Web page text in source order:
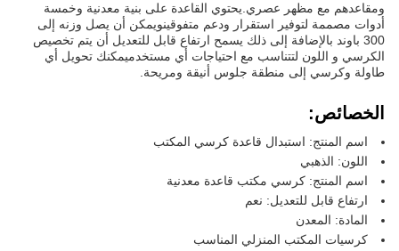
ومقاعدهم مع مظهر عصري.يحتوي القاعدة على بنية معدنية وخمسة
أدوات مصممة لتوفير استقرار ودعم متفوقينويمكن أن يصل وزنه إلى
300 باوند بالإضافة إلى ذلك يسمح ارتفاع قابل للتعديل أن يتم تخصيص
الكرسي و اللون لتتناسب مع احتياجات أي مستخدميمكنك تحويل أي
طاولة وكرسي إلى منطقة جلوس أنيقة ومريحة.
الخصائص:
اسم المنتج: استبدال قاعدة كرسي المكتب
اللون: الذهبي
اسم المنتج: كرسي مكتب قاعدة معدنية
ارتفاع قابل للتعديل: نعم
المادة: المعدن
كرسيات المكتب المنزلي المناسب